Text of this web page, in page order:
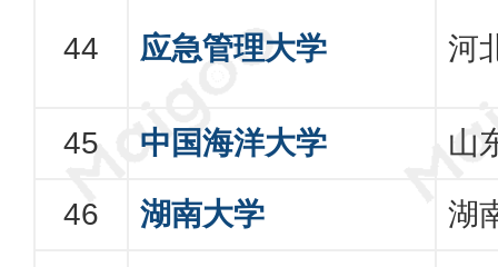
应急管理大学 河
中国海洋大学 山
湖南大学 湖